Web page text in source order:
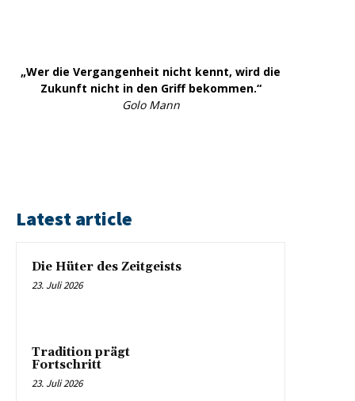
„Wer die Vergangenheit nicht kennt, wird die
Zukunft nicht in den Griff bekommen.“
Golo Mann
Latest article
Die Hüter des Zeitgeists
23. Juli 2026
Tradition prägt
Fortschritt
23. Juli 2026